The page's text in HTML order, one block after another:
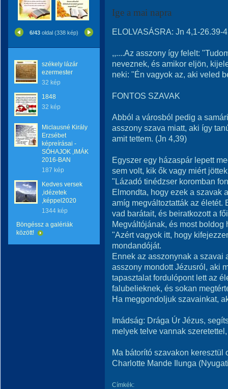
6/43 oldal (338 kép)
székely lázár
ezermester
32 kép
1848
32 kép
Miclausné Király
Erzsébet
képreírásai -
SÓHAJOK ,IMÁK
2016-BAN
187 kép
Kedves versek
,idézetek
,képpel2020
1344 kép
Böngéssz a galériák
között!
Ige a mai napra
ELOLVASÁSRA: Jn 4,1-26.39-
,,....Az asszony így felelt:
neveznek, és amikor eljön,
neki: "Én vagyok az, aki veled
FONTOS SZAVAK
Abból a városból pedig a
asszony szava miatt, aki így
amit tettem. (Jn 4,39)
Egyszer egy házaspár lepett
sem volt, kik ők vagy miért
"Lázadó tinédzser koromban
Elmondta, hogy ezek a szavak
amíg megváltoztatták az életét.
vad barátait, és beiratkozott a
Megváltójának, és most boldog
"Azért vagyok itt, hogy
mondandóját.
Ennek az asszonynak a szavai
asszony mondott Jézusról, aki
tapasztalat fordulópont lett az
falubelieknek, és sokan
Ha meggondoljuk szavainkat,
Imádság: Drága Úr Jézus,
melyek telve vannak
Ma bátorító szavakon keresztül
Charlotte Mande Ilunga
Címkék: